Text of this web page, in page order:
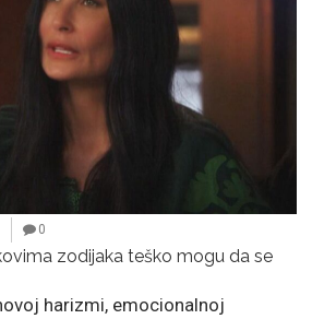
0
zodijaka teško mogu da se
harizmi, emocionalnoj